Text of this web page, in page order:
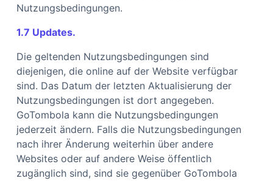
Nutzungsbedingungen.
1.7 Updates.
Die geltenden Nutzungsbedingungen sind
diejenigen, die online auf der Website verfügbar
sind. Das Datum der letzten Aktualisierung der
Nutzungsbedingungen ist dort angegeben.
GoTombola kann die Nutzungsbedingungen
jederzeit ändern. Falls die Nutzungsbedingungen
nach ihrer Änderung weiterhin über andere
Websites oder auf andere Weise öffentlich
zugänglich sind, sind sie gegenüber GoTombola